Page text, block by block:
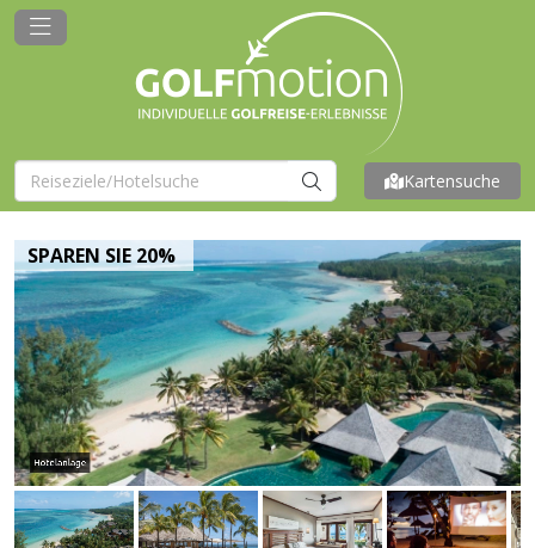
Kartensuche
SPAREN SIE 20%
Hotelanlage